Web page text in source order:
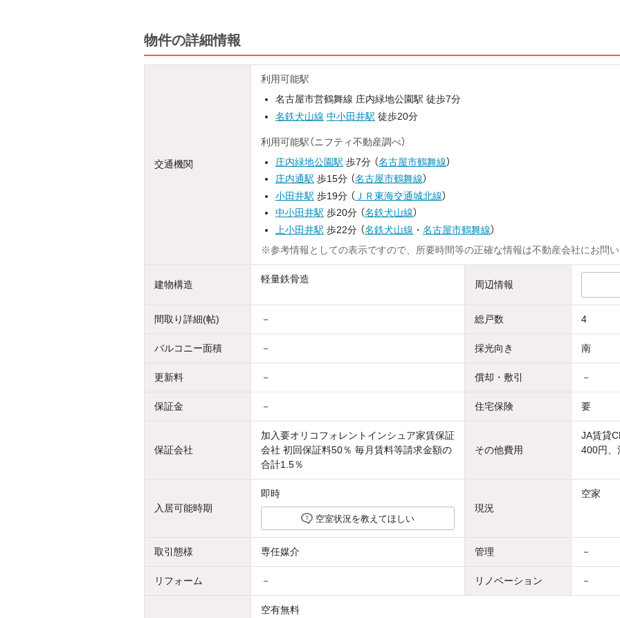
物件の詳細情報
交通機関
利用可能駅
名古屋市営鶴舞線 庄内緑地公園駅 徒歩7分
名鉄犬山線 中小田井駅 徒歩20分
利用可能駅（ニフティ不動産調べ）
庄内緑地公園駅 歩7分 （名古屋市鶴舞線）
庄内通駅 歩15分 （名古屋市鶴舞線）
小田井駅 歩19分 （ ＪＲ東海交通城北線）
中小田井駅 歩20分 （名鉄犬山線）
上小田井駅 歩22分 （名鉄犬山線 ・ 名古屋市鶴舞線）
※参考情報としての表示ですので、所要時間等の正確な情報は不動産会社にお問い
建物構造 軽量鉄骨造 周辺情報
間取り詳細(帖) － 総戸数 4
バルコニー面積 － 採光向き 南
更新料 － 償却・敷引 －
保証金 － 住宅保険 要
保証会社
加入要オリコフォレントインシュア家賃保証
会社 初回保証料50％ 毎月賃料等請求金額の
合計1.5％
その他費用
JA賃貸
400円、
入居可能時期
即時
空室状況を教えてほしい
現況
空家
取引態様 専任媒介 管理 －
リフォーム － リノベーション －
空有無料